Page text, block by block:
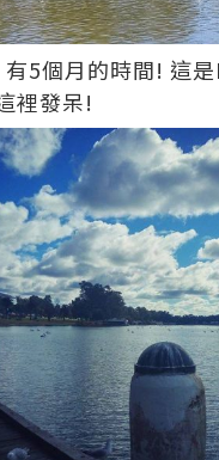
5個月的時間! 這是
裡發呆!